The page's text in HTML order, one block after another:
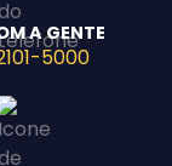
A GENTE
5000